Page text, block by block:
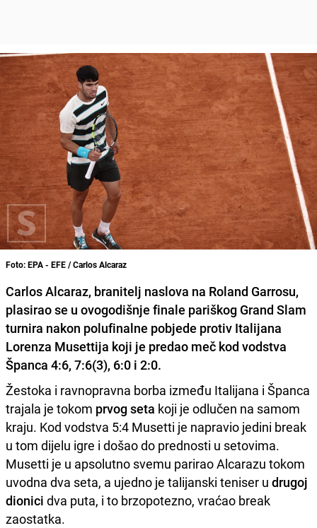
Foto: EPA - EFE / Carlos Alcaraz
Carlos Alcaraz, branitelj naslova na Roland Garrosu,
plasirao se u ovogodišnje finale pariškog Grand Slam
turnira nakon polufinalne pobjede protiv Italijana
Lorenza Musettija koji je predao meč kod vodstva
Španca 4:6, 7:6(3), 6:0 i 2:0.
Žestoka i ravnopravna borba između Italijana i Španca
trajala je tokom prvog seta koji je odlučen na samom
kraju. Kod vodstva 5:4 Musetti je napravio jedini break
u tom dijelu igre i došao do prednosti u setovima.
Musetti je u apsolutno svemu parirao Alcarazu tokom
uvodna dva seta, a ujedno je talijanski teniser u drugoj
dionici dva puta, i to brzopotezno, vraćao break
zaostatka.